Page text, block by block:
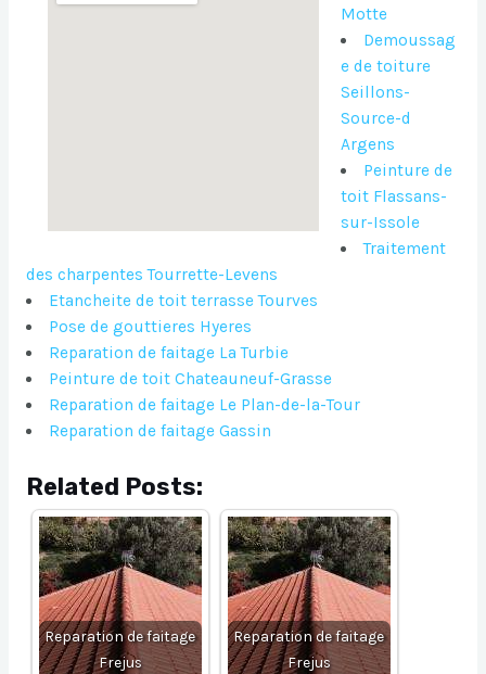
Motte
Demoussag
e de toiture
Seillons-
Source-d
Argens
Peinture de
toit Flassans-
sur-Issole
Traitement
des charpentes Tourrette-Levens
Etancheite de toit terrasse Tourves
Pose de gouttieres Hyeres
Reparation de faitage La Turbie
Peinture de toit Chateauneuf-Grasse
Reparation de faitage Le Plan-de-la-Tour
Reparation de faitage Gassin
Related Posts:
Reparation de faitage
Frejus
Reparation de faitage
Frejus